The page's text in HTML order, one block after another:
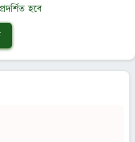
হবে